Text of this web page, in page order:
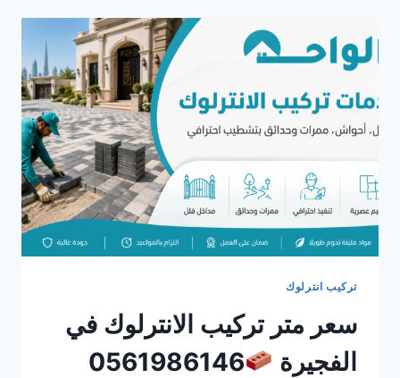
تركيب انترلوك
سعر متر تركيب الانترلوك في
الفجيرة
0561986146